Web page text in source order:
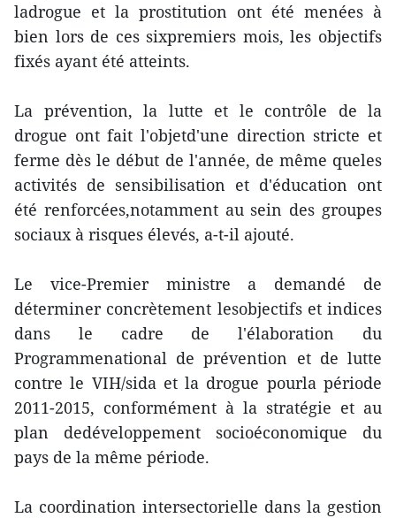
ladrogue et la prostitution ont été menées à
bien lors de ces sixpremiers mois, les objectifs
fixés ayant été atteints.
La prévention, la lutte et le contrôle de la
drogue ont fait l'objetd'une direction stricte et
ferme dès le début de l'année, de même queles
activités de sensibilisation et d'éducation ont
été renforcées,notamment au sein des groupes
sociaux à risques élevés, a-t-il ajouté.
Le vice-Premier ministre a demandé de
déterminer concrètement lesobjectifs et indices
dans le cadre de l'élaboration du
Programmenational de prévention et de lutte
contre le VIH/sida et la drogue pourla période
2011-2015, conformément à la stratégie et au
plan dedéveloppement socioéconomique du
pays de la même période.
La coordination intersectorielle dans la gestion